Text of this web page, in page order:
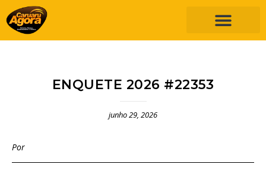
ENQUETE 2026 #22353
junho 29, 2026
Por